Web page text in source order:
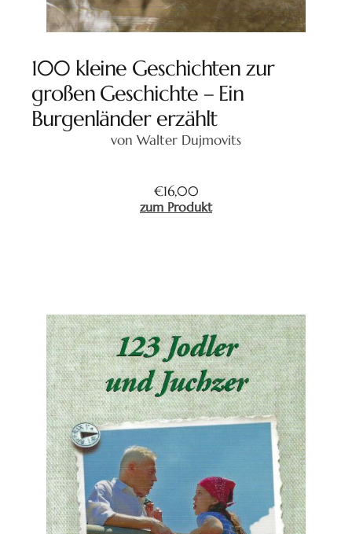
100 kleine Geschichten zur
großen Geschichte – Ein
Burgenländer erzählt
von Walter Dujmovits
€16,00
zum Produkt